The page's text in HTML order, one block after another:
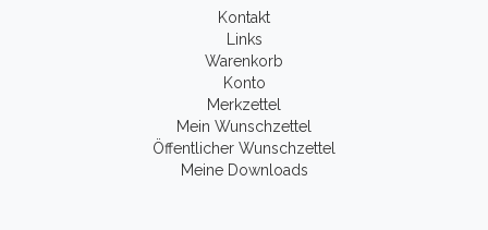
Kontakt
Links
Warenkorb
Konto
Merkzettel
Mein Wunschzettel
Öffentlicher Wunschzettel
Meine Downloads